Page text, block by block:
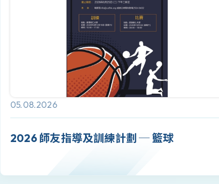
05.08.2026
2026 師友指導及訓練計劃 ─ 籃球